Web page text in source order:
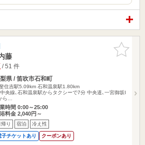
お気に入
りに追加
藤
/ 51 件
県 / 笛吹市石和町
住吉駅5.09km 石和温泉駅1.80km
央線､石和温泉駅からタクシーで7分 中央道､一宮御坂I
ら…
時間 0:00～25:00
料金 2,040円～
帰り 宿泊 冷え性
子チケットあり クーポンあり